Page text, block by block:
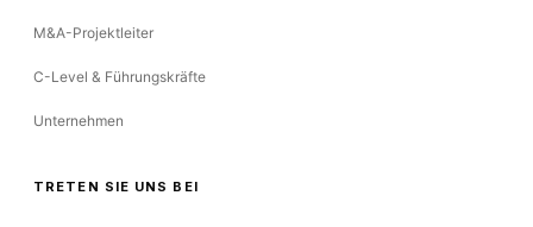
M&A-Projektleiter
C-Level & Führungskräfte
Unternehmen
TRETEN SIE UNS BEI